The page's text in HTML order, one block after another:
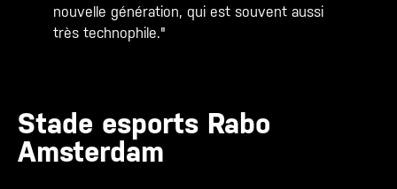
nouvelle génération, qui est souvent aussi
très technophile."
Stade esports Rabo
Amsterdam